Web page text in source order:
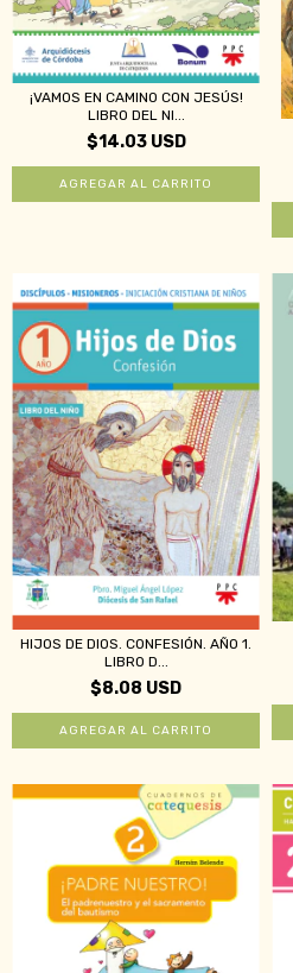
¡VAMOS EN CAMINO CON JESÚS!
LIBRO DEL NI...
$14.03 USD
HIJOS DE DIOS. CONFESIÓN. AÑO 1.
LIBRO D...
$8.08 USD